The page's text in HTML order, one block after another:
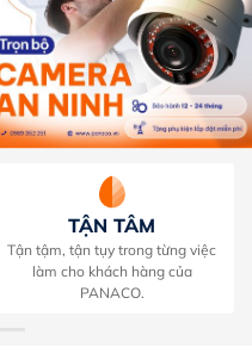
TẬN TÂM
Tận tậm, tận tụy trong từng việc
làm cho khách hàng của
PANACO.